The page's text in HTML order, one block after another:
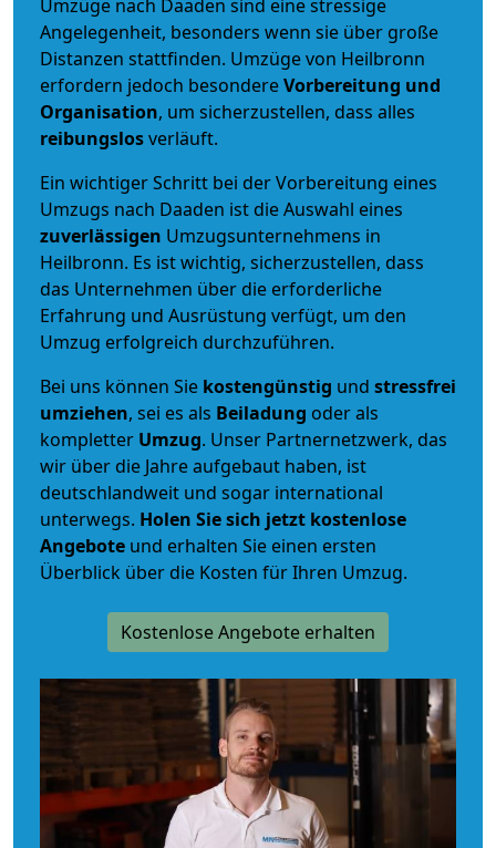
Umzüge nach Daaden sind eine stressige
Angelegenheit, besonders wenn sie über große
Distanzen stattfinden. Umzüge von Heilbronn
erfordern jedoch besondereVorbereitung und
Organisation, um sicherzustellen, dass alles
reibungslosverläuft.
Ein wichtiger Schritt bei der Vorbereitung eines
Umzugs nach Daaden ist die Auswahl eines
zuverlässigen Umzugsunternehmens in
Heilbronn. Es ist wichtig, sicherzustellen, dass
das Unternehmen über die erforderliche
Erfahrung und Ausrüstung verfügt, um den
Umzug erfolgreich durchzuführen.
Bei uns können Sie kostengünstig und stressfrei
umziehen, sei es als Beiladung oder als
kompletter Umzug. Unser Partnernetzwerk, das
wir über die Jahre aufgebaut haben, ist
deutschlandweit und sogar international
unterwegs. Holen Sie sich jetzt kostenlose
Angebote und erhalten Sie einen ersten
Überblick über die Kosten für Ihren Umzug.
Kostenlose Angebote erhalten